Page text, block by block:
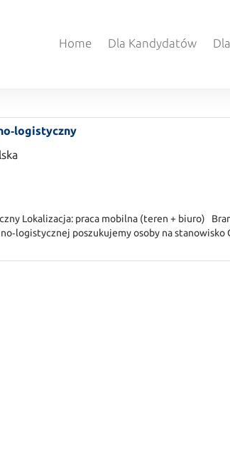
Home Dla Kandydatów
Lokalizacja: praca mobilna (teren + biuro)
poszukujemy osoby na